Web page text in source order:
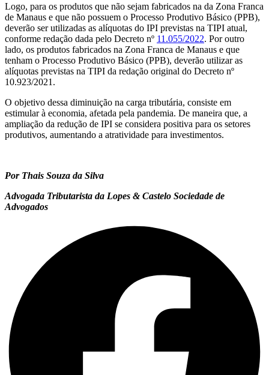
Logo, para os produtos que não sejam fabricados na da Zona Franca
de Manaus e que não possuem o Processo Produtivo Básico (PPB),
deverão ser utilizadas as alíquotas do IPI previstas na TIPI atual,
conforme redação dada pelo Decreto nº 11.055/2022. Por outro
lado, os produtos fabricados na Zona Franca de Manaus e que
tenham o Processo Produtivo Básico (PPB), deverão utilizar as
alíquotas previstas na TIPI da redação original do Decreto nº
10.923/2021.
O objetivo dessa diminuição na carga tributária, consiste em
estimular à economia, afetada pela pandemia. De maneira que, a
ampliação da redução de IPI se considera positiva para os setores
produtivos, aumentando a atratividade para investimentos.
Por Thais Souza da Silva
Advogada Tributarista da Lopes & Castelo Sociedade de
Advogados